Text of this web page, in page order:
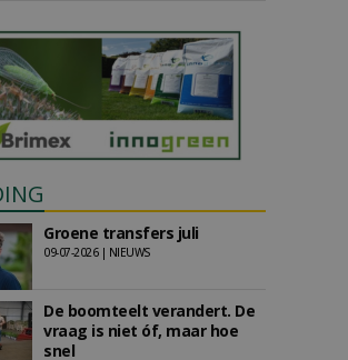
Groene transfers juli
09-07-2026 | NIEUWS
De boomteelt verandert. De
vraag is niet óf, maar hoe
snel